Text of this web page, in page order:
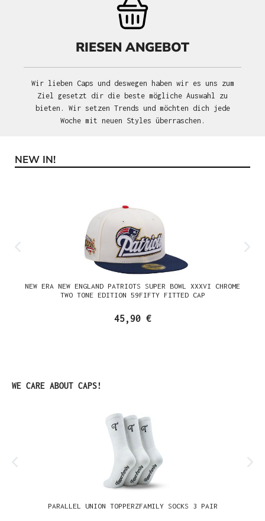
RIESEN ANGEBOT
Wir lieben Caps und deswegen haben wir es uns zum
Ziel gesetzt dir die beste mögliche Auswahl zu
bieten. Wir setzen Trends und möchten dich jede
Woche mit neuen Styles überraschen.
Produktgalerie überspringen
NEW IN!
NEW ERA NEW ENGLAND PATRIOTS SUPER BOWL XXXVI CHROME
TWO TONE EDITION 59FIFTY FITTED CAP
45,90 €
Produktgalerie überspringen
WE CARE ABOUT CAPS!
PARALLEL UNION TOPPERZFAMILY SOCKS 3 PAIR